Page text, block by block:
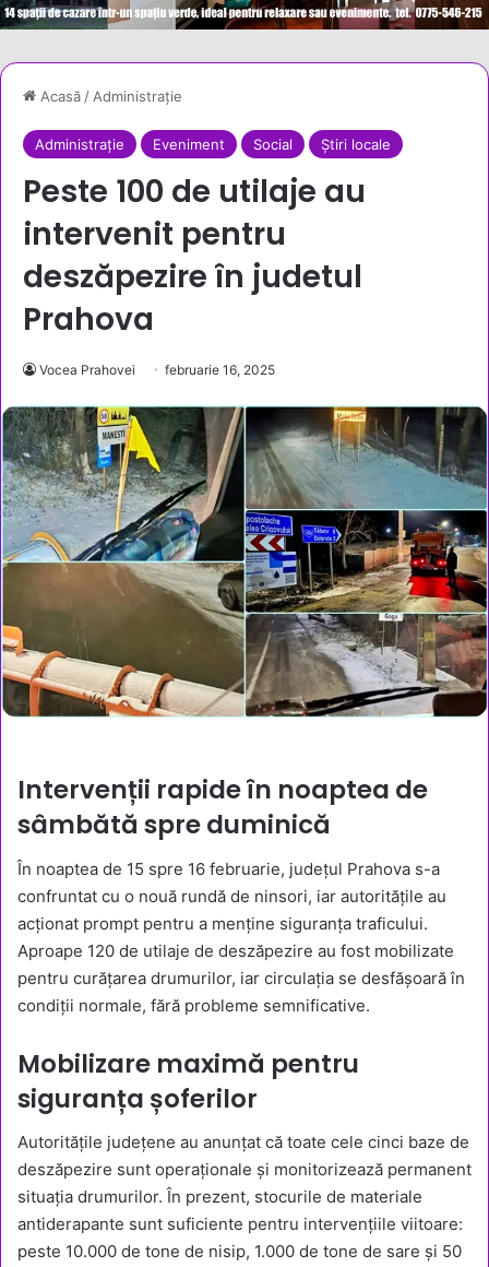
Acasă/Administrație
Administrație Eveniment Social Știri locale
Peste 100 de utilaje au
intervenit pentru
deszăpezire în judetul
Prahova
Vocea Prahovei februarie 16, 2025
Intervenții rapide în noaptea de
sâmbătă spre duminică
În noaptea de 15 spre 16 februarie, județul Prahova s-a
confruntat cu o nouă rundă de ninsori, iar autoritățile au
acționat prompt pentru a menține siguranța traficului.
Aproape 120 de utilaje de deszăpezire au fost mobilizate
pentru curățarea drumurilor, iar circulația se desfășoară în
condiții normale, fără probleme semnificative.
Mobilizare maximă pentru
siguranța șoferilor
Autoritățile județene au anunțat că toate cele cinci baze de
deszăpezire sunt operaționale și monitorizează permanent
situația drumurilor. În prezent, stocurile de materiale
antiderapante sunt suficiente pentru intervențiile viitoare:
peste 10.000 de tone de nisip, 1.000 de tone de sare și 50